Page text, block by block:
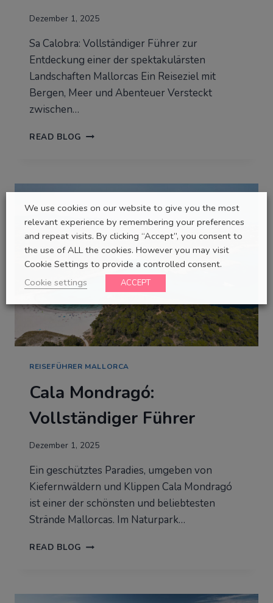
Dezember 1, 2025
Sa Calobra: Vollständiger Führer zur
Entdeckung einer der spektakulärsten
Landschaften Mallorcas Ein Reiseziel mit
Bergen, Meer und Abenteuer Versteckt
zwischen…
READ BLOG SA
REISEFÜHRER MALLORCA
Cala Mondragó:
Vollständiger Führer
Dezember 1, 2025
Ein geschütztes Paradies, umgeben von
Kiefernwäldern und Klippen Cala Mondragó
ist einer der schönsten und beliebtesten
Strände Mallorcas. Im Naturpark…
READ BLOG CALA
We use cookies on our website to give you the most
relevant experience by remembering your preferences
and repeat visits. By clicking “Accept”, you consent to
the use of ALL the cookies. However you may visit
Cookie Settings to provide a controlled consent.
Cookie settings
ACCEPT